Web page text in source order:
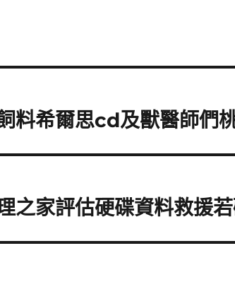
料希爾思cd及獸醫師們
之家評估硬碟資料救援